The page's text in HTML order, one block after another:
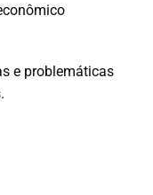
e problemáticas